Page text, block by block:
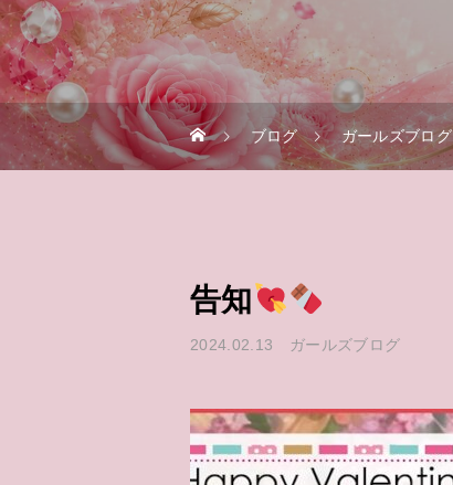
ブログ ガールズブログ
告知
2024.02.13 ガールズブログ